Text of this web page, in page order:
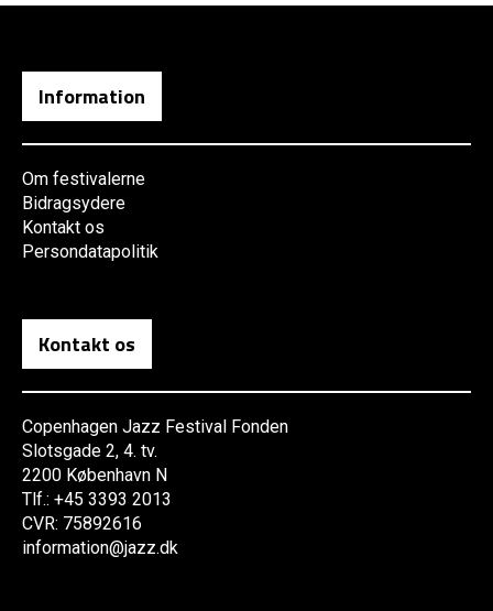
Information
Om festivalerne
Bidragsydere
Kontakt os
Persondatapolitik
Kontakt os
Copenhagen Jazz Festival Fonden
Slotsgade 2, 4. tv.
2200 København N
Tlf.: +45 3393 2013
CVR: 75892616
information@jazz.dk